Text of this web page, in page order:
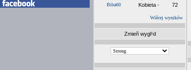
Biba60 Kobieta - 72
Wiêcej wyników
Zmieñ wygl¹d